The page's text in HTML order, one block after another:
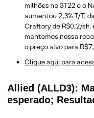
milhões no 3T22 e o
aumentou 2,3% T/T,
Craftory de R$0,2/sh.
mantemos nossa
o preço alvo para
Clique aqui para
Allied (ALLD3):
esperado;